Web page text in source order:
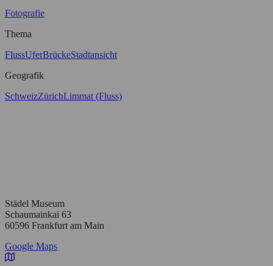
Fotografie
Thema
FlussUferBrückeStadtansicht
Geografik
SchweizZürichLimmat (Fluss)
Städel Museum
Schaumainkai 63
60596 Frankfurt am Main
Google Maps